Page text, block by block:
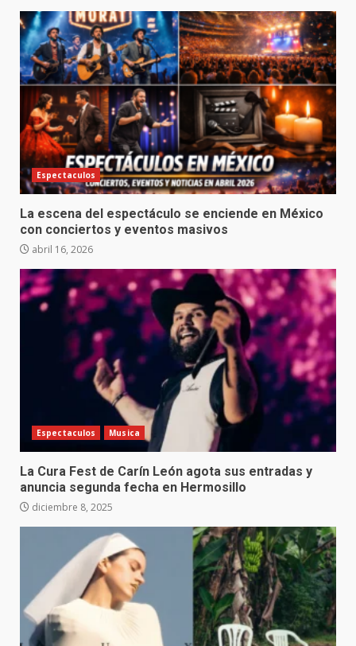
Espectaculos
La escena del espectáculo se enciende en México
con conciertos y eventos masivos
abril 16, 2026
Espectaculos Musica
La Cura Fest de Carín León agota sus entradas y
anuncia segunda fecha en Hermosillo
diciembre 8, 2025